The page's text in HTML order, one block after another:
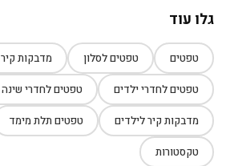
גלו עוד
טפטים טפטים לסלון מדבקות קיר
טפטים לחדרי ילדים טפטים לחדרי שינה
מדבקות קיר לילדים טפטים תלת מימד
טקסטורות